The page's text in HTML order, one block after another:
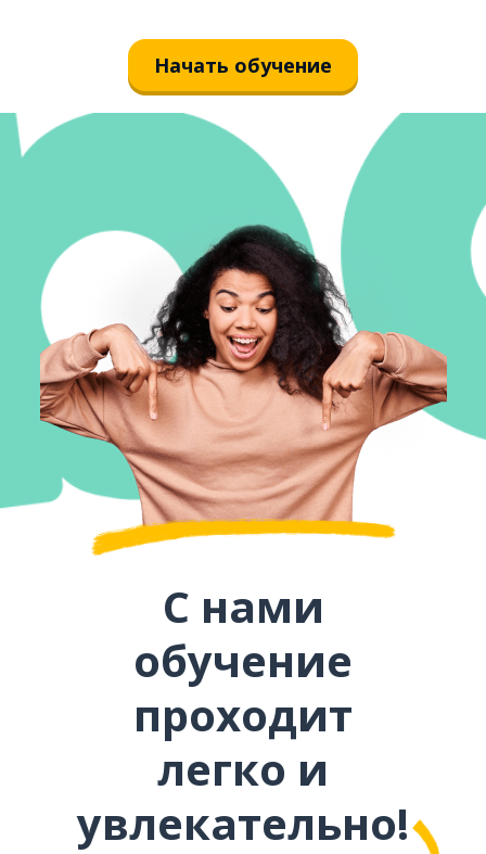
Начать обучение
С нами
обучение
проходит
легко и
увлекательно!